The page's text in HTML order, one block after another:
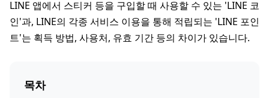
LINE 앱에서 스티커 등을 구입할 때 사용할 수 있는 'LINE 코
인'과, LINE의 각종 서비스 이용을 통해 적립되는 'LINE 포인
트'는 획득 방법, 사용처, 유효 기간 등의 차이가 있습니다.
목차